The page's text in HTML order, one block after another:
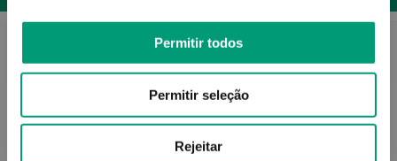
Permitir todos
Permitir seleção
Rejeitar